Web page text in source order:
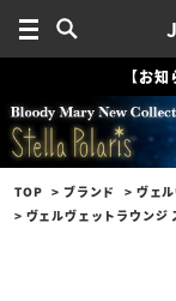
【お
TOP ブランド
ヴェ
ヴェルヴェットラウンジ